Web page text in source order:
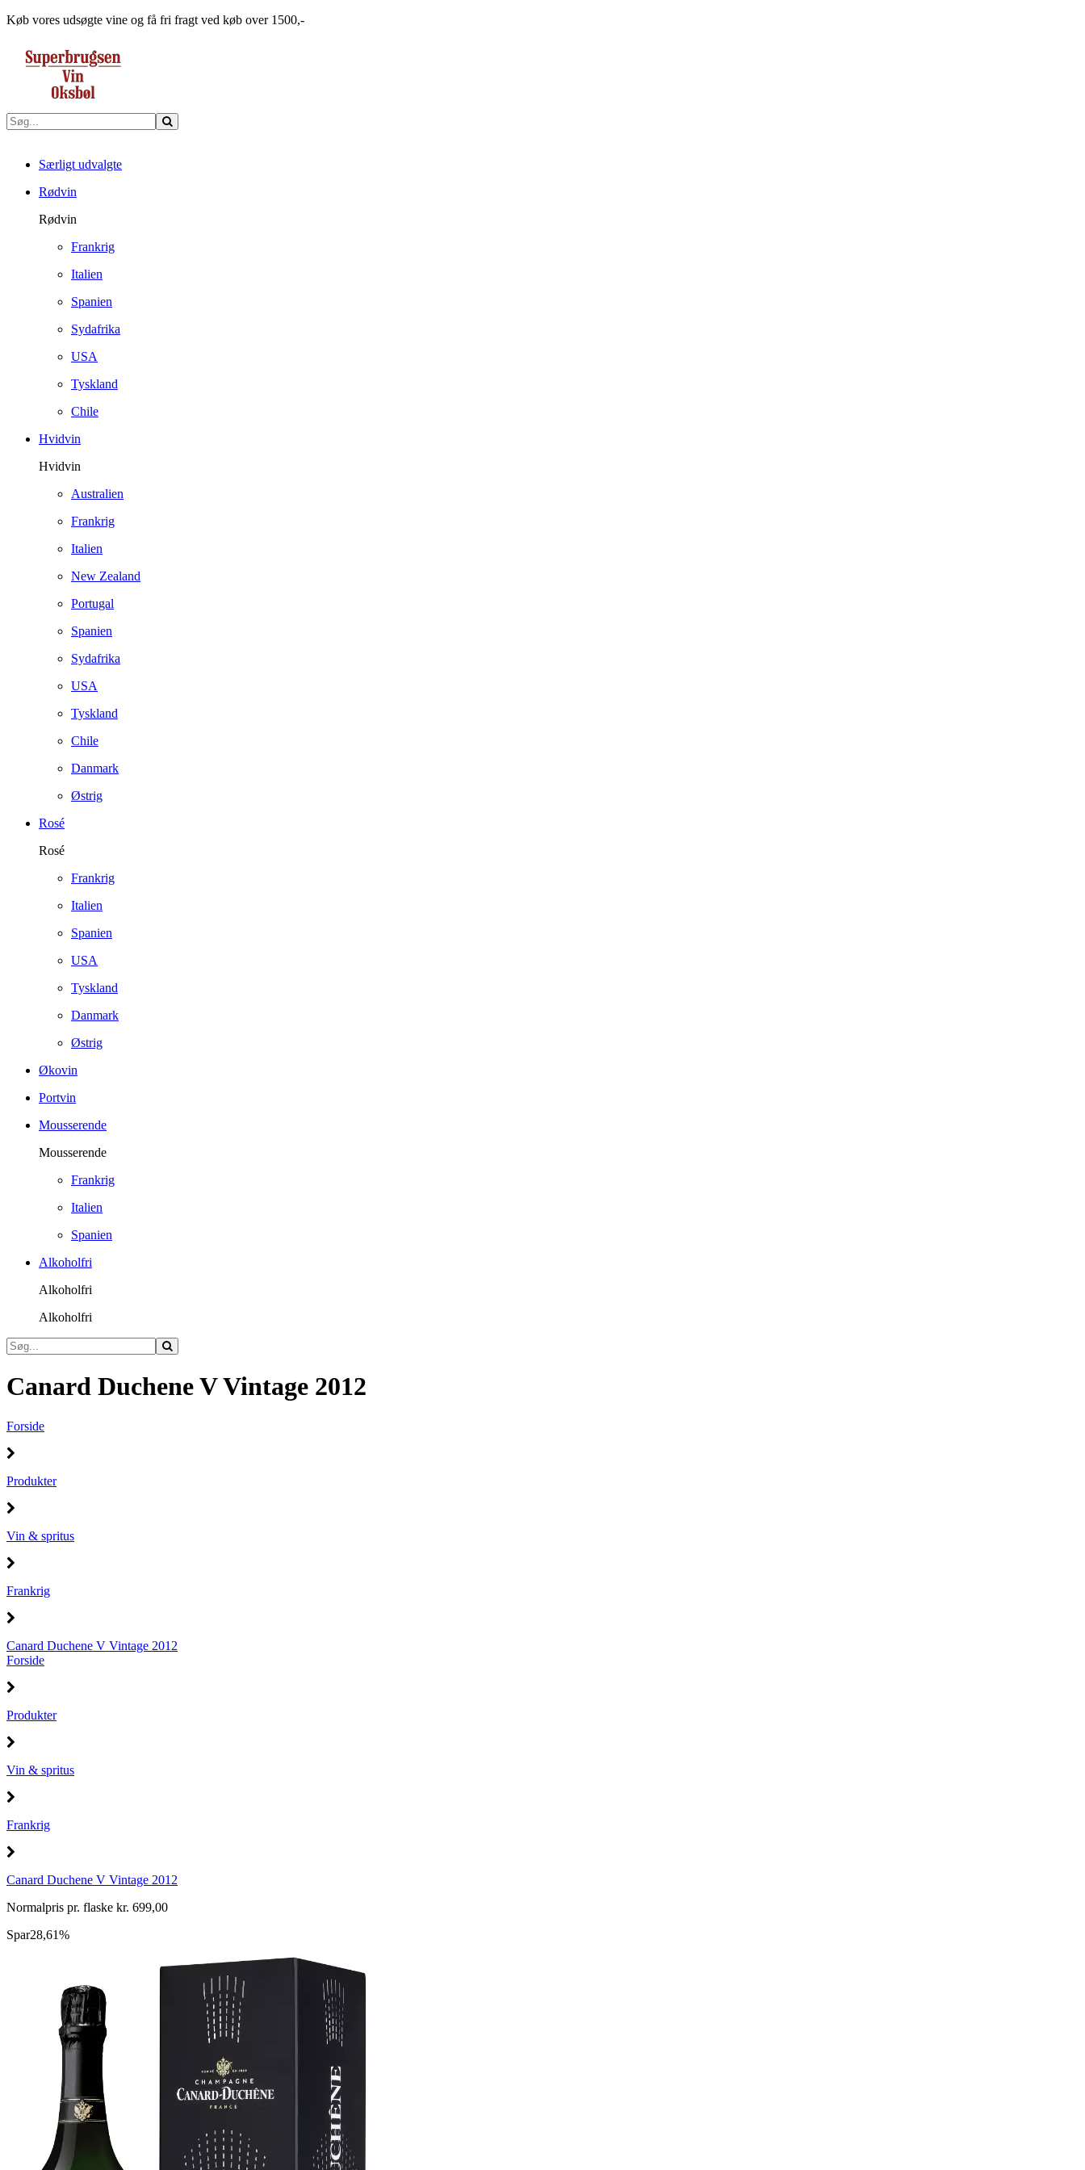
Køb vores udsøgte vine og få fri fragt ved køb over 1500,-
Særligt udvalgte
Rødvin
Rødvin
Frankrig
Italien
Spanien
Sydafrika
USA
Tyskland
Chile
Hvidvin
Hvidvin
Australien
Frankrig
Italien
New Zealand
Portugal
Spanien
Sydafrika
USA
Tyskland
Chile
Danmark
Østrig
Rosé
Rosé
Frankrig
Italien
Spanien
USA
Tyskland
Danmark
Østrig
Økovin
Portvin
Mousserende
Mousserende
Frankrig
Italien
Spanien
Alkoholfri
Alkoholfri
Alkoholfri
Canard Duchene V Vintage 2012
Forside
Produkter
Vin & spritus
Frankrig
Canard Duchene V Vintage 2012
Forside
Produkter
Vin & spritus
Frankrig
Canard Duchene V Vintage 2012
Normalpris pr. flaske kr. 699,00
Spar28,61%